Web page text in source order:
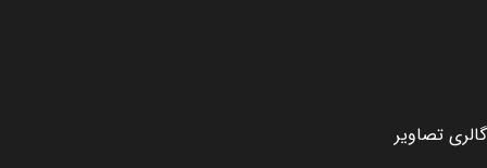
گالری تصاویر